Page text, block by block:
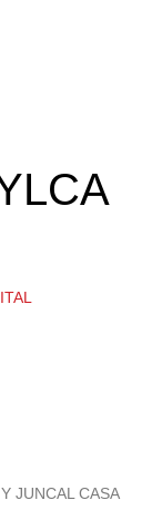
JUNCAL CASA